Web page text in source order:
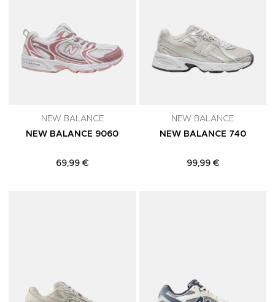
NEW BALANCE
NEW BALANCE 9060
69,99 €
NEW BALANCE
NEW BALANCE 740
99,99 €